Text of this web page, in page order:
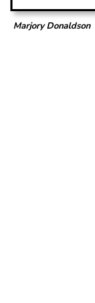
Marjory Donaldson